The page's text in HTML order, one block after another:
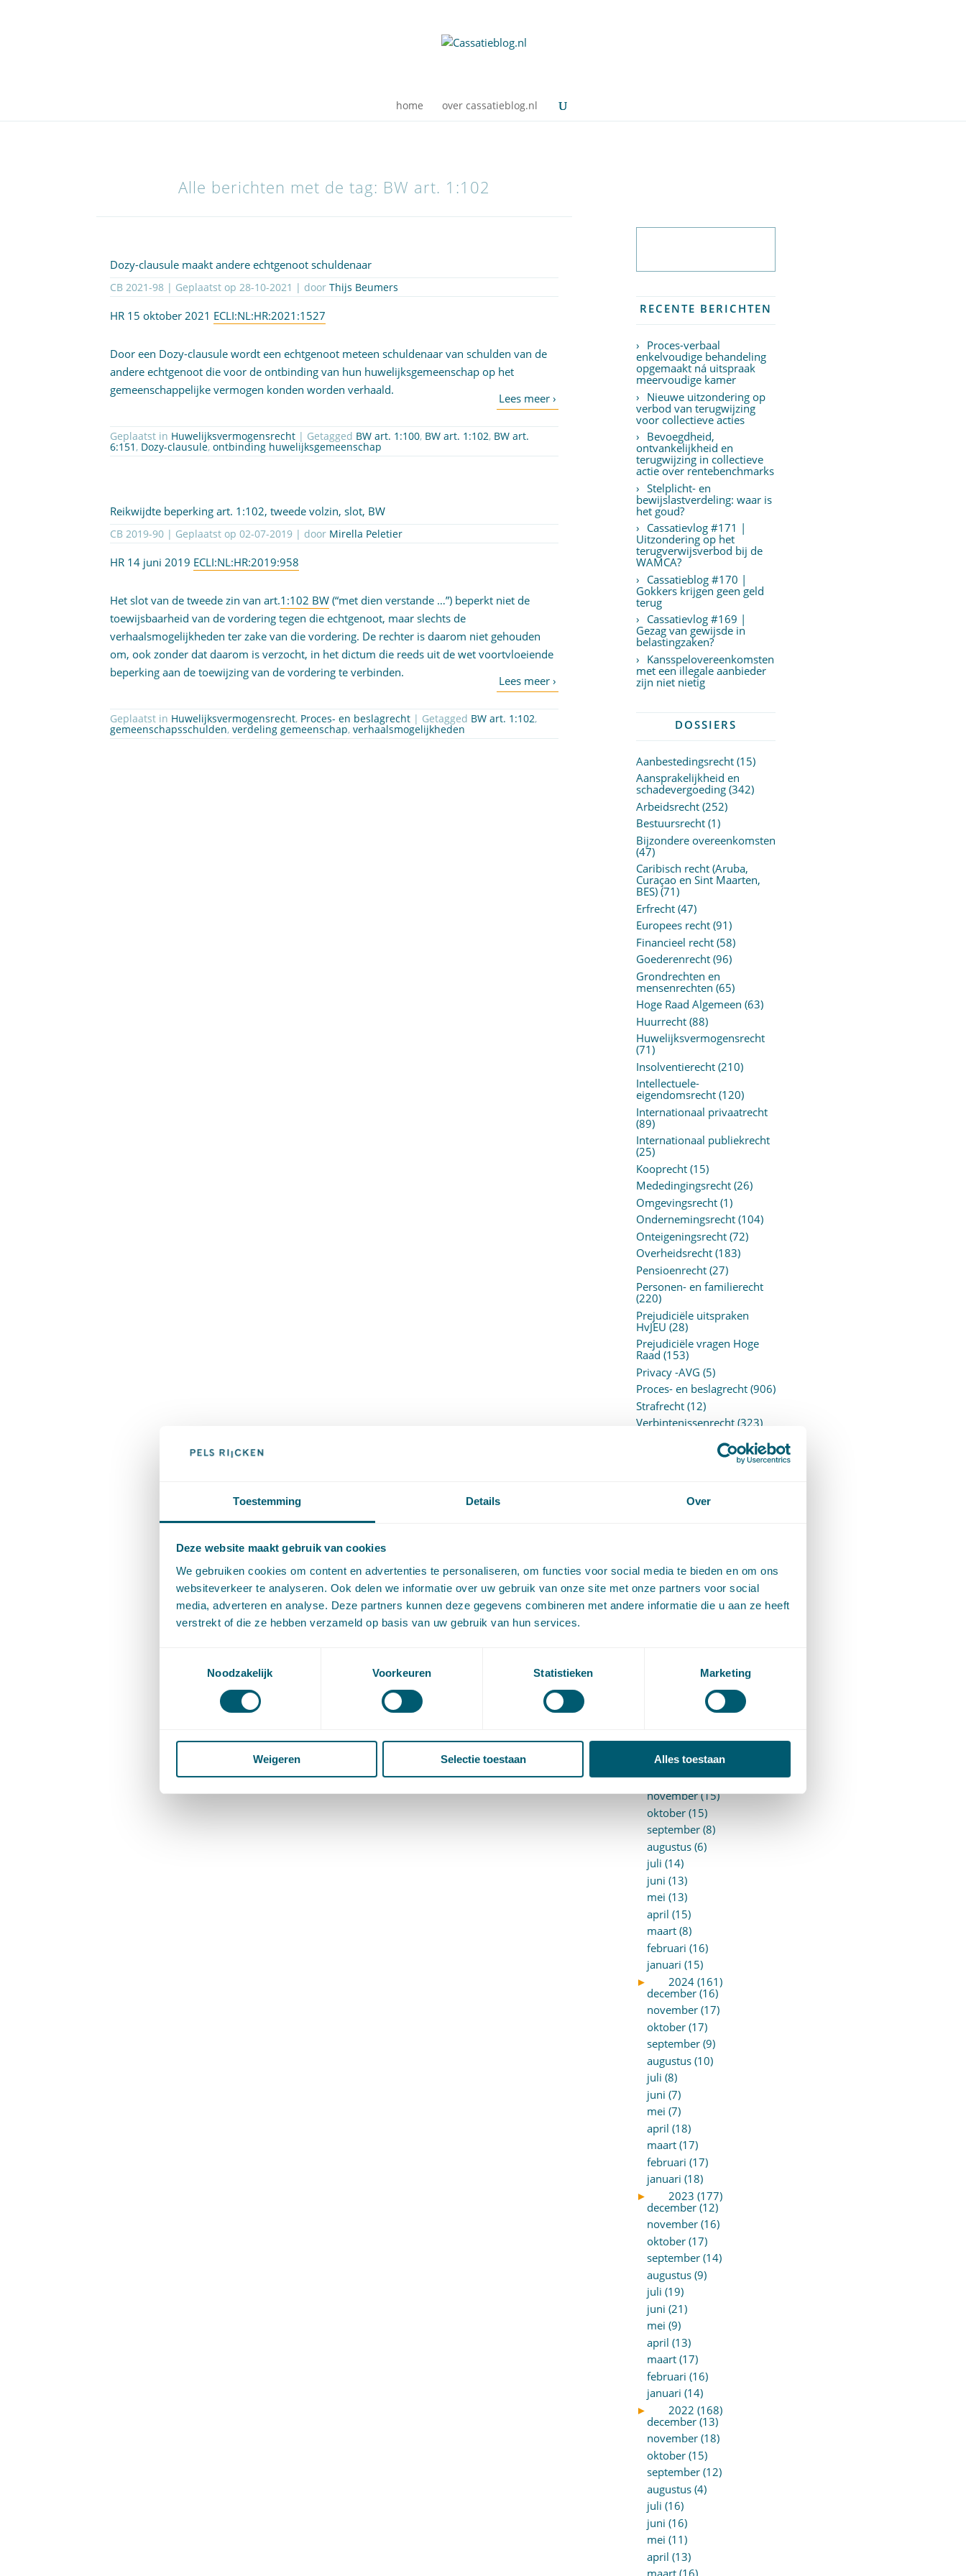
Toestemming Details Over
Deze website maakt gebruik van cookies
We gebruiken cookies om content en advertenties te personaliseren, om functies voor social media te bieden en om ons
websiteverkeer te analyseren. Ook delen we informatie over uw gebruik van onze site met onze partners voor social
media, adverteren en analyse. Deze partners kunnen deze gegevens combineren met andere informatie die u aan ze heeft
verstrekt of die ze hebben verzameld op basis van uw gebruik van hun services.
Noodzakelijk
Voorkeuren Statistieken Marketing
Weigeren Selectie toestaan Alles toestaan
home over cassatieblog.nl
Alle berichten met de tag: BW art. 1:102
Dozy-clausule maakt andere echtgenoot schuldenaar
CB 2021-98 | Geplaatst op28-10-2021 | doorThijs Beumers
HR 15 oktober 2021 ECLI:NL:HR:2021:1527
Door een Dozy-clausule wordt een echtgenoot meteen schuldenaar van schulden van de
andere echtgenoot die voor de ontbinding van hun huwelijksgemeenschap op het
gemeenschappelijke vermogen konden worden verhaald.
Geplaatst in Huwelijksvermogensrecht | Getagged BW art. 1:100, BW art. 1:102, BW art.
6:151 , Dozy-clausule,ontbinding huwelijksgemeenschap
Reikwijdte beperking art. 1:102, tweede volzin, slot, BW
CB 2019-90 | Geplaatst op02-07-2019 | door Mirella Peletier
HR 14 juni 2019 ECLI:NL:HR:2019:958
Het slot van de tweede zin van art.1:102 BW (“met dien verstande …”) beperkt niet de
toewijsbaarheid van de vordering tegen die echtgenoot, maar slechts de
verhaalsmogelijkheden ter zake van die vordering. De rechter is daarom niet gehouden
om, ook zonder dat daarom is verzocht, in het dictum die reeds uit de wet voortvloeiende
beperking aan de toewijzing van de vordering te verbinden.
Geplaatst in Huwelijksvermogensrecht, Proces- en beslagrecht | Getagged BW art. 1:102,
gemeenschapsschulden,verdeling gemeenschap,verhaalsmogelijkheden
RECENTE BERICHTEN
Proces-verbaal
enkelvoudige behandeling
opgemaakt ná uitspraak
meervoudige kamer
Nieuwe uitzondering op
verbod van terugwijzing
voor collectieve acties
Bevoegdheid,
ontvankelijkheid en
terugwijzing in collectieve
actie over rentebenchmarks
Stelplicht- en
bewijslastverdeling: waar is
het goud?
Cassatievlog #171 |
Uitzondering op het
terugverwijsverbod bij de
WAMCA?
Cassatieblog #170 |
Gokkers krijgen geen geld
terug
Cassatievlog #169 |
Gezag van gewijsde in
belastingzaken?
Kansspelovereenkomsten
met een illegale aanbieder
zijn niet nietig
DOSSIERS
Aanbestedingsrecht(15)
Aansprakelijkheid en
schadevergoeding(342)
Arbeidsrecht(252)
Bestuursrecht(1)
Bijzondere overeenkomsten
(47)
Caribisch recht (Aruba,
Curaçao en Sint Maarten,
BES)(71)
Erfrecht(47)
Europees recht(91)
Financieel recht(58)
Goederenrecht(96)
Grondrechten en
mensenrechten (65)
Hoge Raad Algemeen (63)
Huurrecht(88)
Huwelijksvermogensrecht
(71)
Insolventierecht(210)
Intellectuele-
eigendomsrecht(120)
Internationaal privaatrecht
(89)
Internationaal publiekrecht
(25)
Kooprecht(15)
Mededingingsrecht(26)
Omgevingsrecht(1)
Ondernemingsrecht(104)
Onteigeningsrecht(72)
Overheidsrecht(183)
Pensioenrecht(27)
Personen- en familierecht
(220)
Prejudiciële uitspraken
HvJEU (28)
Prejudiciële vragen Hoge
Raad (153)
Privacy -AVG (5)
Proces- en beslagrecht(906)
Strafrecht(12)
Verbintenissenrecht(323)
Vermogensrecht algemeen
Wetgeving
ARCHIEF
2025 (153)
december (15)
november (15)
oktober (15)
september (8)
augustus (6)
juli (14)
juni (13)
mei (13)
april (15)
maart (8)
februari (16)
januari (15)
►
2024 (161)
december (16)
november (17)
oktober (17)
september (9)
augustus (10)
juli (8)
juni (7)
mei (7)
april (18)
maart (17)
februari (17)
januari (18)
►
2023 (177)
december (12)
november (16)
oktober (17)
september (14)
augustus (9)
juli (19)
juni (21)
mei (9)
april (13)
maart (17)
februari (16)
januari (14)
►
2022 (168)
december (13)
november (18)
oktober (15)
september (12)
augustus (4)
juli (16)
juni (16)
mei (11)
april (13)
maart (16)